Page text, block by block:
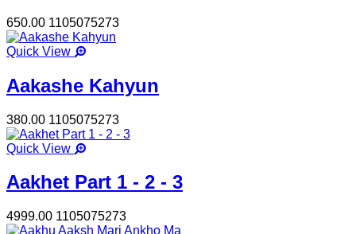
650.00 1105075273
Quick View
Aakashe Kahyun
380.00 1105075273
Quick View
Aakhet Part 1 - 2 - 3
4999.00 1105075273